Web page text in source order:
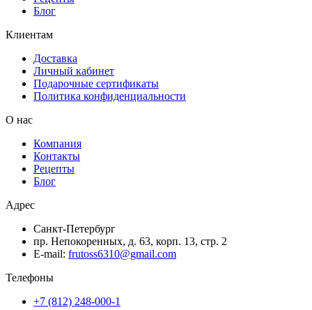
Блог
Клиентам
Доставка
Личный кабинет
Подарочные сертификаты
Политика конфиденциальности
О нас
Компания
Контакты
Рецепты
Блог
Адрес
Санкт-Петербург
пр. Непокоренных, д. 63, корп. 13, стр. 2
E-mail: frutoss6310@gmail.com
Телефоны
+7 (812) 248-000-1